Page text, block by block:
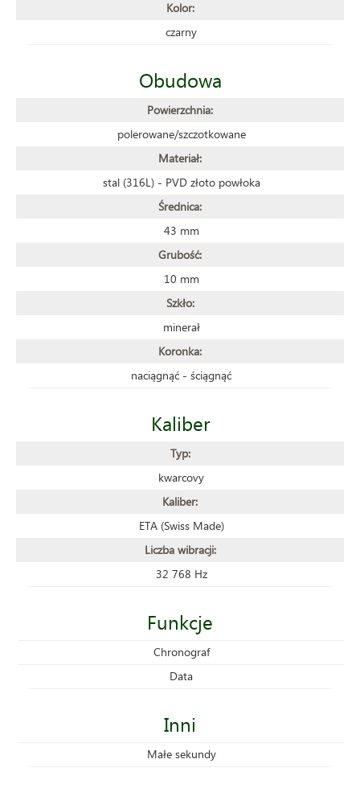
Kolor:
czarny
Obudowa
Powierzchnia:
polerowane/szczotkowane
Materiał:
stal (316L) - PVD złoto powłoka
Średnica:
43 mm
Grubość:
10 mm
Szkło:
minerał
Koronka:
naciągnąć - ściągnąć
Kaliber
Typ:
kwarcovy
Kaliber:
ETA (Swiss Made)
Liczba wibracji:
32 768 Hz
Funkcje
Chronograf
Data
Inni
Małe sekundy